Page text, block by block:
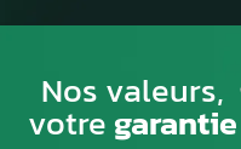
Nos valeurs,
votregarantie